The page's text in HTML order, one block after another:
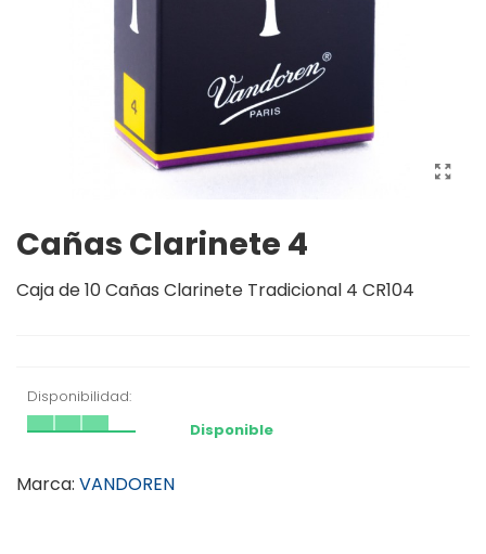
Cañas Clarinete 4
Caja de 10 Cañas Clarinete Tradicional 4 CR104
Disponibilidad:
Disponible
Marca: VANDOREN